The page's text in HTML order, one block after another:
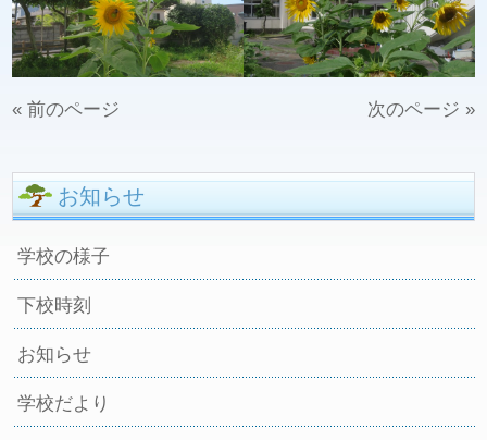
« 前のページ 次のページ »
お知らせ
学校の様子
下校時刻
お知らせ
学校だより